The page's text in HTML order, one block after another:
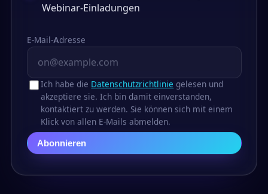
Webinar-Einladungen
E-Mail-Adresse
Ich habe die Datenschutzrichtlinie gelesen und
akzeptiere sie. Ich bin damit einverstanden,
kontaktiert zu werden. Sie können sich mit einem
Klick von allen E-Mails abmelden.
Abonnieren